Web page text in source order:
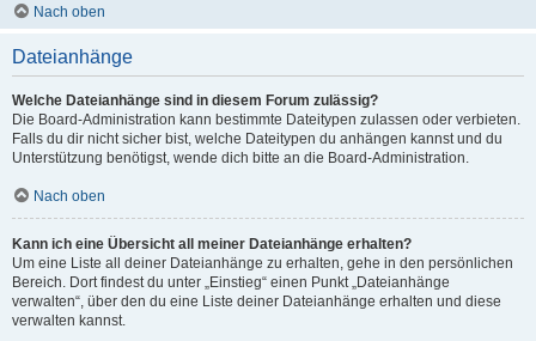
Nach oben
Dateianhänge
Welche Dateianhänge sind in diesem Forum zulässig?
Die Board-Administration kann bestimmte Dateitypen zulassen oder verbieten.
Falls du dir nicht sicher bist, welche Dateitypen du anhängen kannst und du
Unterstützung benötigst, wende dich bitte an die Board-Administration.
Nach oben
Kann ich eine Übersicht all meiner Dateianhänge erhalten?
Um eine Liste all deiner Dateianhänge zu erhalten, gehe in den persönlichen
Bereich. Dort findest du unter „Einstieg“ einen Punkt „Dateianhänge
verwalten“, über den du eine Liste deiner Dateianhänge erhalten und diese
verwalten kannst.